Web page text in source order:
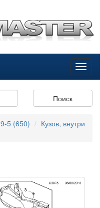
Поиск
9-5 (650)
Кузов, внутри